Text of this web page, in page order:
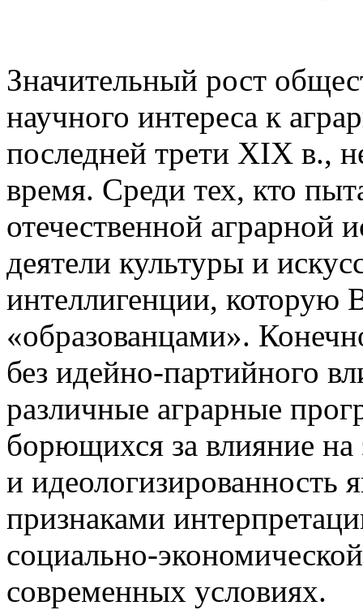
Значительный рост
научного интереса к
последней трети XIX в.,
время. Среди тех, кто
отечественной аграрной
деятели культуры и
интеллигенции, которую
«образованцами».
без идейно-партийного
различные аграрные
борющихся за влияние на
и
признаками
социально-
современных условиях.